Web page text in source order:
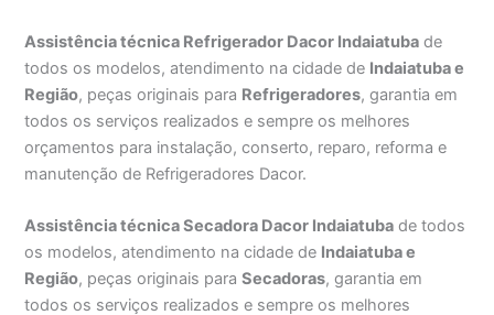
Assistência técnica Refrigerador Dacor Indaiatuba de
todos os modelos, atendimento na cidade de Indaiatuba e
Região, peças originais para Refrigeradores, garantia em
todos os serviços realizados e sempre os melhores
orçamentos para instalação, conserto, reparo, reforma e
manutenção de Refrigeradores Dacor.
Assistência técnica Secadora Dacor Indaiatuba de todos
os modelos, atendimento na cidade de Indaiatuba e
Região, peças originais paraSecadoras, garantia em
todos os serviços realizados e sempre os melhores